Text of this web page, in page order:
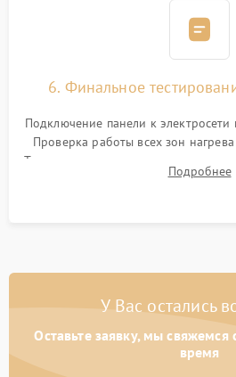
6. Финальное
Подключение панели к электросети
Проверка работы всех зон
Тестирование сенсорного
остаточного тепла и систем
Подробнее
У Вас остались
Оставьте заявку, мы
время